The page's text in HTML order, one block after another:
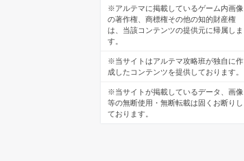
※アルテマに掲載しているゲーム内画像
の著作権、商標権その他の知的財産権
は、当該コンテンツの提供元に帰属しま
す。
※当サイトはアルテマ攻略班が独自に作
成したコンテンツを提供しております。
※当サイトが掲載しているデータ、画像
等の無断使用・無断転載は固くお断りし
ております。